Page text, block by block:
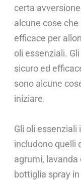
certa
alcune cose
efficace per
oli essenziali.
sicuro ed
sono alcune
iniziare.
Gli oli
includono quelli
agrumi, lavanda
bottiglia spray